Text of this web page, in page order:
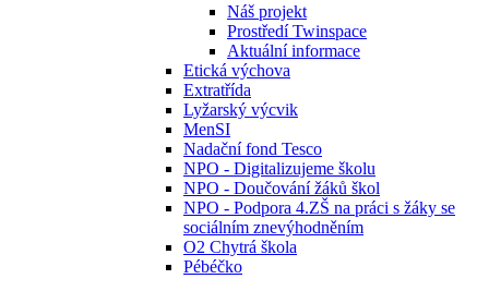
Náš projekt
Prostředí Twinspace
Aktuální informace
Etická výchova
Extratřída
Lyžarský výcvik
MenSI
Nadační fond Tesco
NPO - Digitalizujeme školu
NPO - Doučování žáků škol
NPO - Podpora 4.ZŠ na práci s žáky se
sociálním znevýhodněním
O2 Chytrá škola
Pébéčko